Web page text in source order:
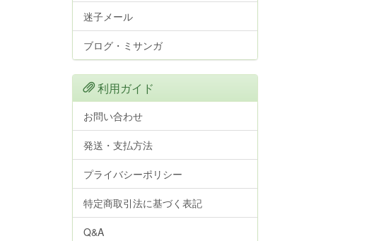
迷子メール
ブログ・ミサンガ
利用ガイド
お問い合わせ
発送・支払方法
プライバシーポリシー
特定商取引法に基づく表記
Q&A